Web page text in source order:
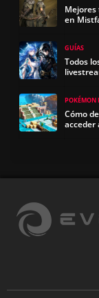
en
GUÍAS
Todos
POKÉMON
Cómo
acceder